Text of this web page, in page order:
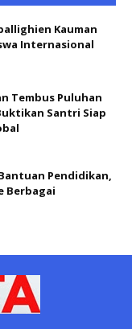
Kauman
Internasional
Tembus Puluhan
Santri Siap
Pendidikan,
Berbagai